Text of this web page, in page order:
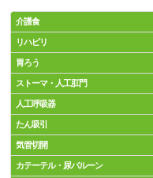
介護食
リハビリ
胃ろう
ストーマ・人工肛門
人工呼吸器
たん吸引
気管切開
カテーテル・尿バルーン